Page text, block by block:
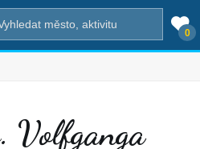
0
Volfganga